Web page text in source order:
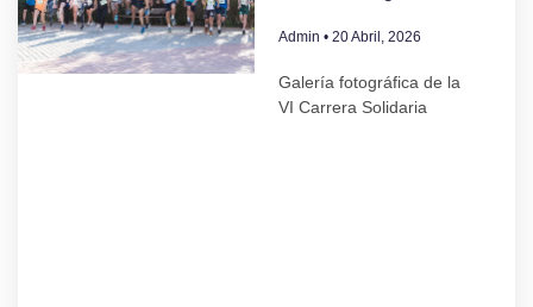
Admin 20 Abril, 2026
Galería fotográfica de la
VI Carrera Solidaria